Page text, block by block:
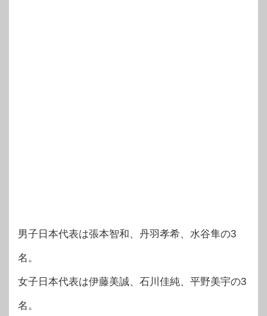
男子日本代表は張本智和、丹羽孝希、水谷隼の3
名。
女子日本代表は伊藤美誠、石川佳純、平野美宇の3
名。